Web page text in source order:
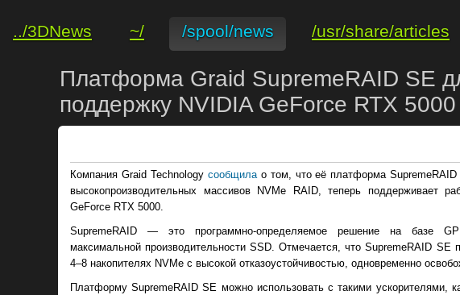
../3DNews ~/ /spool/news /usr/share/articles
Платформа Graid SupremeRAID SE
поддержку NVIDIA GeForce RTX 5000
Компания Graid Technology сообщилао том, что её платформа
высокопроизводительных массивов NVMe RAID, теперь поддерживает
GeForce RTX 5000.
SupremeRAID — это программно-определяемое решение на базе
максимальной производительности SSD. Отмечается, что SupremeRAID
4–8 накопителях NVMe с высокой отказоустойчивостью, одновременно
Платформу SupremeRAID SE можно использовать с такими ускорителями,